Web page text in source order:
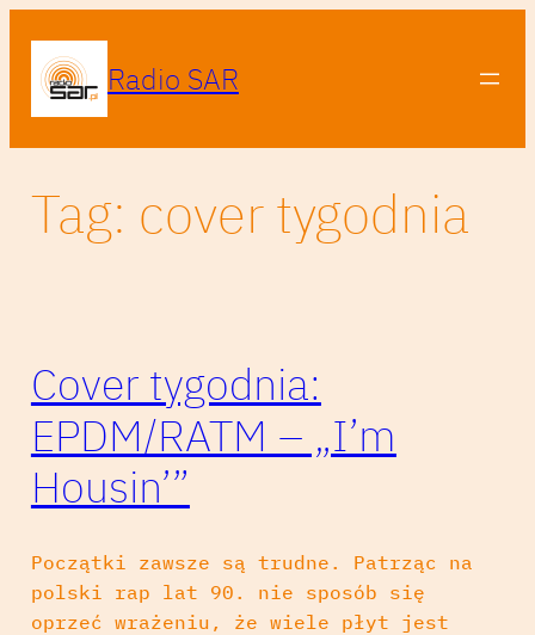
treści
Radio SAR
Tag: cover tygodnia
Cover tygodnia:
EPDM/RATM – „I’m
Housin’”
Początki zawsze są trudne. Patrząc na
polski rap lat 90. nie sposób się
oprzeć wrażeniu, że wiele płyt jest